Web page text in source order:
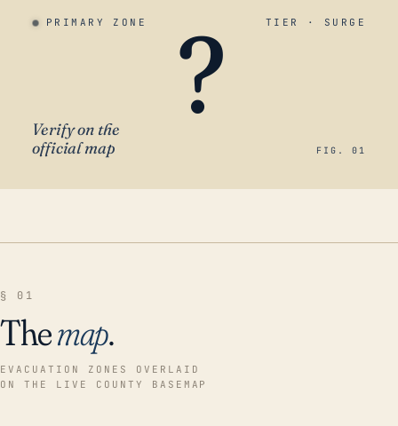
PRIMARY ZONE TIER · SURGE
?
Verify on the
official map
FIG. 01
§ 01
Themap.
EVACUATION ZONES OVERLAID
ON THE LIVE COUNTY BASEMAP